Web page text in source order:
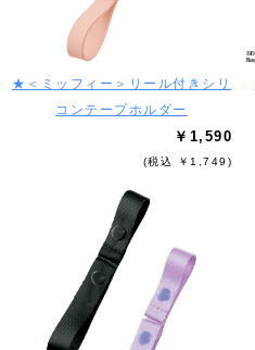
★＜ミッフィー＞リール付きシリ
コンテープホルダー
￥1,590
(税込 ￥1,749)